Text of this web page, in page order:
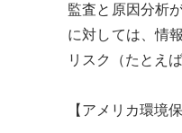
監査と原因分析
に対しては、情
リスク（たとえ
【アメリカ環境